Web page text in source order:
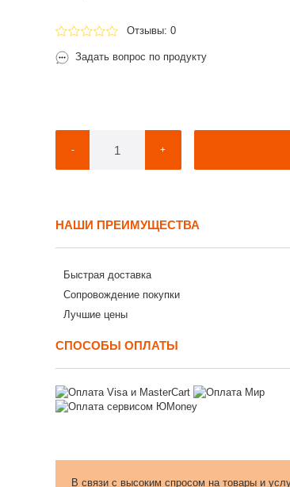
Отзывы: 0
Задать вопрос по продукту
- +
НАШИ ПРЕИМУЩЕСТВА
Быстрая доставка
Сопровождение покупки
Лучшие цены
СПОСОБЫ ОПЛАТЫ
В связи с высоким спросом на товары и